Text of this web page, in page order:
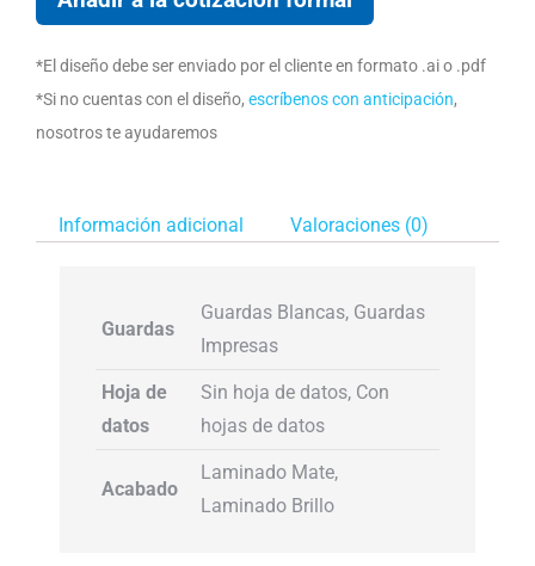
*El diseño debe ser enviado por el cliente en formato .ai o .pdf
*Si no cuentas con el diseño, escríbenos con anticipación,
nosotros te ayudaremos
Información adicional Valoraciones (0)
Guardas
Guardas Blancas, Guardas
Impresas
Hoja de
datos
Sin hoja de datos, Con
hojas de datos
Acabado
Laminado Mate,
Laminado Brillo